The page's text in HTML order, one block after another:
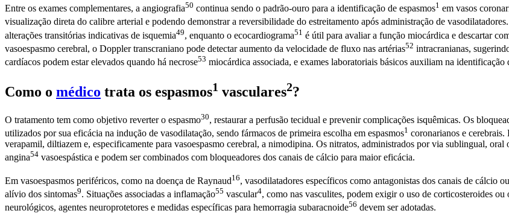
Entre os exames complementares, a angiografia50 continua sendo o padrão-ouro para a identificação de espasmos1 em vasos
visualização direta do calibre arterial e podendo demonstrar a reversibilidade do estreitamento após administração de
alterações transitórias indicativas de isquemia49, enquanto o ecocardiograma51 é útil para avaliar a função miocárdica e descartar
vasoespasmo cerebral, o Doppler transcraniano pode detectar aumento da velocidade de fluxo nas artérias52 intracranianas,
cardíacos podem estar elevados quando há necrose53 miocárdica associada, e exames laboratoriais básicos auxiliam na identificação
Como o médico trata os espasmos1 vasculares2?
O tratamento tem como objetivo reverter o espasmo30, restaurar a perfusão tecidual e prevenir complicações isquêmicas. Os
utilizados por sua eficácia na indução de vasodilatação, sendo fármacos de primeira escolha em espasmos1 coronarianos e
verapamil, diltiazem e, especificamente para vasoespasmo cerebral, a nimodipina. Os nitratos, administrados por via sublingual, oral
angina54 vasoespástica e podem ser combinados com bloqueadores dos canais de cálcio para maior eficácia.
Em vasoespasmos periféricos, como na doença de Raynaud16, vasodilatadores específicos como antagonistas dos canais de cálcio
alívio dos sintomas9. Situações associadas a inflamação55 vascular4, como nas vasculites, podem exigir o uso de corticosteroides ou
neurológicos, agentes neuroprotetores e medidas específicas para hemorragia subaracnoide56 devem ser adotadas.